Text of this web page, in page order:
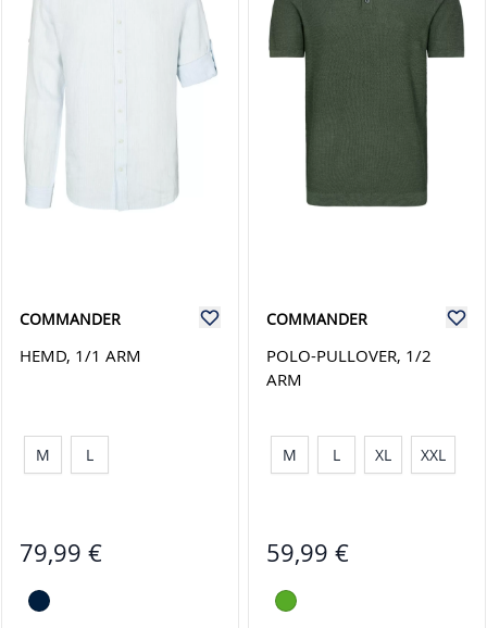
COMMANDER
HEMD, 1/1 ARM
M L
79,99 €
COMMANDER
POLO-PULLOVER, 1/2
ARM
M L XL XXL
59,99 €